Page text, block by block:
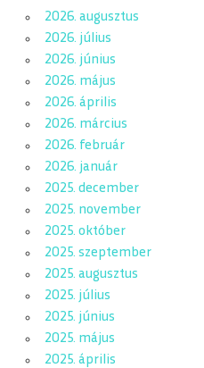
2026. augusztus
2026. július
2026. június
2026. május
2026. április
2026. március
2026. február
2026. január
2025. december
2025. november
2025. október
2025. szeptember
2025. augusztus
2025. július
2025. június
2025. május
2025. április